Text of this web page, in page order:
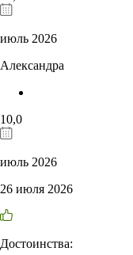
июль 2026
Александра
10,0
июль 2026
26 июля 2026
Достоинства: